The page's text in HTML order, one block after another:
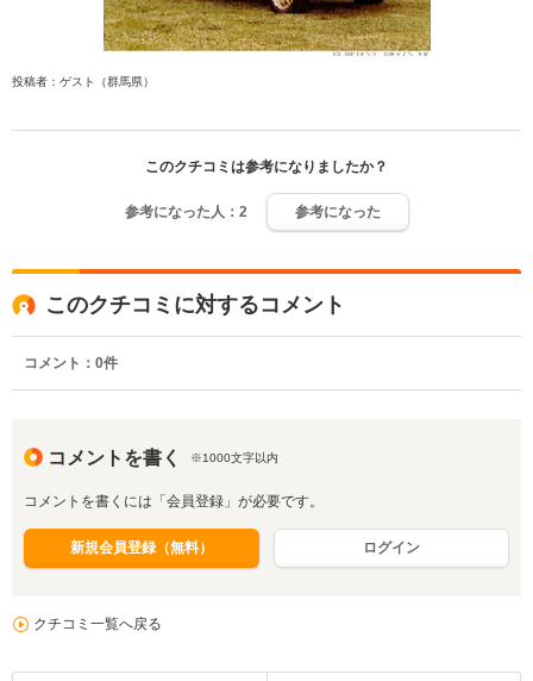
投稿者：ゲスト（群馬県）
このクチコミは参考になりましたか？
参考になった人： 2 参考になった
このクチコミに対するコメント
コメント： 0件
コメントを書く ※1000文字以内
コメントを書くには「会員登録」が必要です。
新規会員登録（無料） ログイン
クチコミ一覧へ戻る